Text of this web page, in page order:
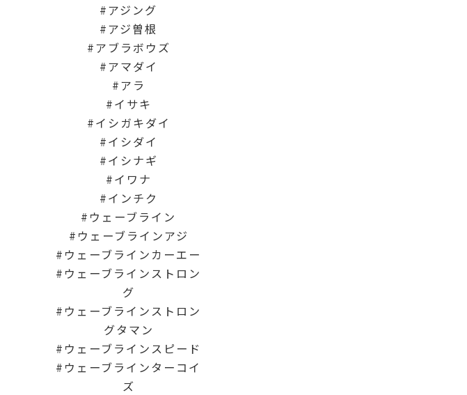
アジング
アジ曽根
アブラボウズ
アマダイ
アラ
イサキ
イシガキダイ
イシダイ
イシナギ
イワナ
インチク
ウェーブライン
ウェーブラインアジ
ウェーブラインカーエー
ウェーブラインストロン
グ
ウェーブラインストロン
グタマン
ウェーブラインスピード
ウェーブラインターコイ
ズ